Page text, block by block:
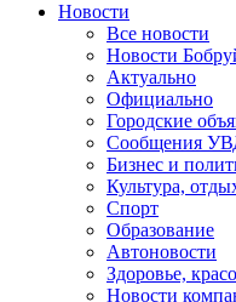
Новости
Все новости
Новости
Актуально
Официально
Городские
Сообщения
Бизнес и
Культура,
Спорт
Образование
Автоновости
Здоровье,
Новости